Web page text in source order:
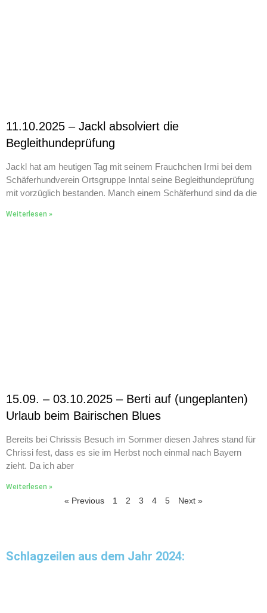
11.10.2025 – Jackl absolviert die
Begleithundeprüfung
Jackl hat am heutigen Tag mit seinem Frauchchen Irmi bei dem
Schäferhundverein Ortsgruppe Inntal seine Begleithundeprüfung
mit vorzüglich bestanden. Manch einem Schäferhund sind da die
Weiterlesen »
15.09. – 03.10.2025 – Berti auf (ungeplanten)
Urlaub beim Bairischen Blues
Bereits bei Chrissis Besuch im Sommer diesen Jahres stand für
Chrissi fest, dass es sie im Herbst noch einmal nach Bayern
zieht. Da ich aber
Weiterlesen »
« Previous 1 2 3 4 5 Next »
Schlagzeilen aus dem Jahr 2024: